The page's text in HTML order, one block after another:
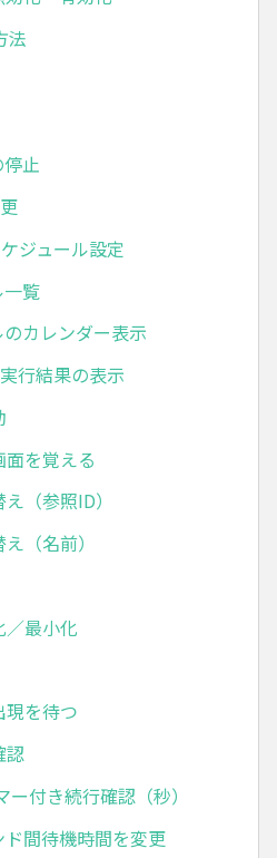
法
止
ジュール設定
一覧
カレンダー表示
行結果の表示
を覚える
（参照ID）
（名前）
／最小化
現を待つ
認
付き続行確認（秒）
間待機時間を変更